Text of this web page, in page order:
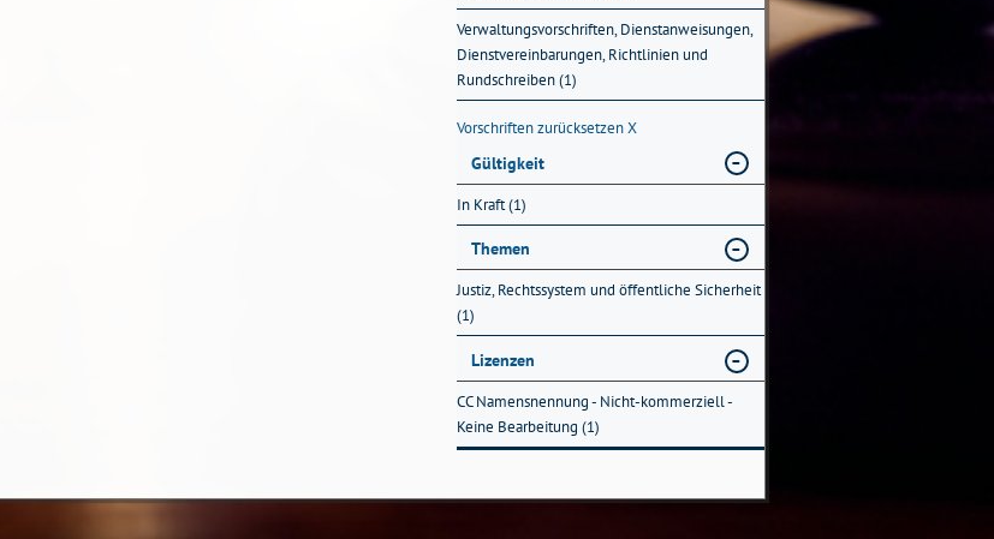
Verwaltungsvorschriften, Dienstanweisungen,
Dienstvereinbarungen, Richtlinien und
Rundschreiben (1)
Vorschriften zurücksetzenX
Gültigkeit
In Kraft (1)
Themen
Justiz, Rechtssystem und öffentliche Sicherheit
(1)
Lizenzen
CC Namensnennung - Nicht-kommerziell -
Keine Bearbeitung (1)